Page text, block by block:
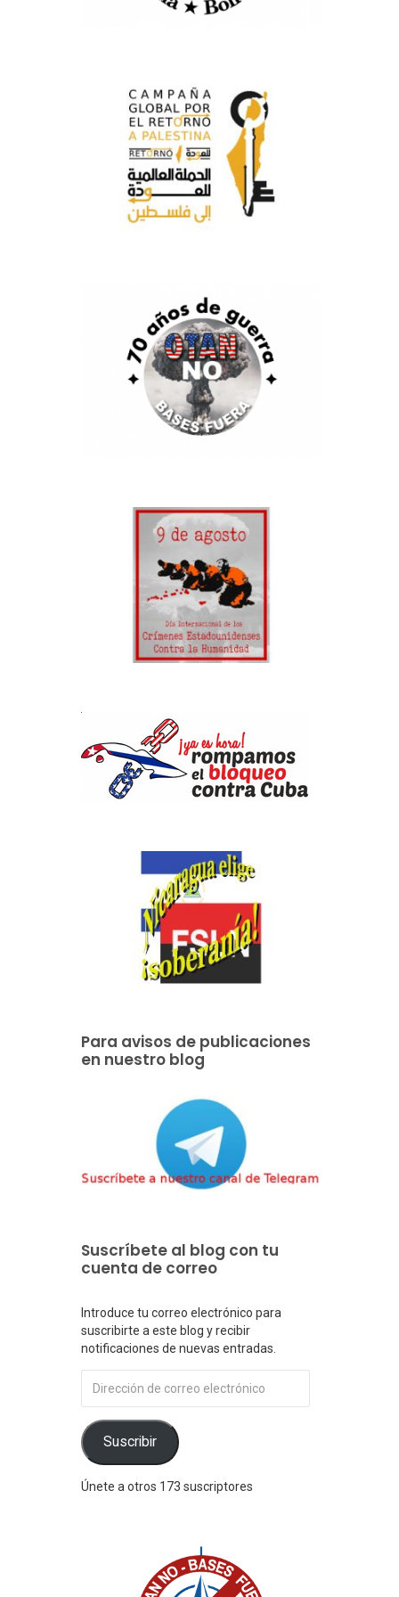
Para avisos de publicaciones
en nuestro blog
Suscríbete al blog con tu
cuenta de correo
Introduce tu correo electrónico para
suscribirte a este blog y recibir
notificaciones de nuevas entradas.
de
correo
electrónico
Suscribir
Únete a otros 173 suscriptores